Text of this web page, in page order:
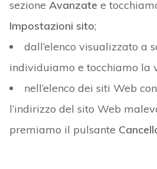
sezione Avanzate e
Impostazioni sito;
dall’elenco visualizzato a
individuiamo e tocchiamo la
nell’elenco dei siti Web
l’indirizzo del sito Web
premiamo il pulsante